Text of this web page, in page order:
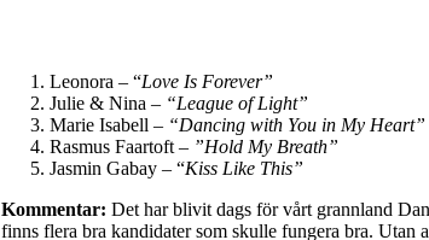
Leonora – “Love Is Forever”
Julie & Nina – “League of Light”
Marie Isabell – “Dancing with You in My Heart”
Rasmus Faartoft – ”Hold My Breath”
Jasmin Gabay – “Kiss Like This”
Kommentar: Det har blivit dags för vårt grannland
finns flera bra kandidater som skulle fungera bra. Utan